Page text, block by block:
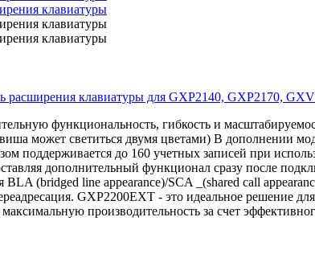
расширения клавиатуры для GXP2140, GXP2170,
функциональность, гибкость и
может светиться двумя цветами) В дополнении
поддерживается до 160 учетных записей при
дополнительный функционал сразу после
(bridged line appearance)/SCA _(shared call
GXP2200EXT - это идеальное решение
производительность за счет